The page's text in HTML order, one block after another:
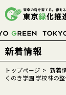
新着情報
トップページ 新着
くのき学園 学校林の